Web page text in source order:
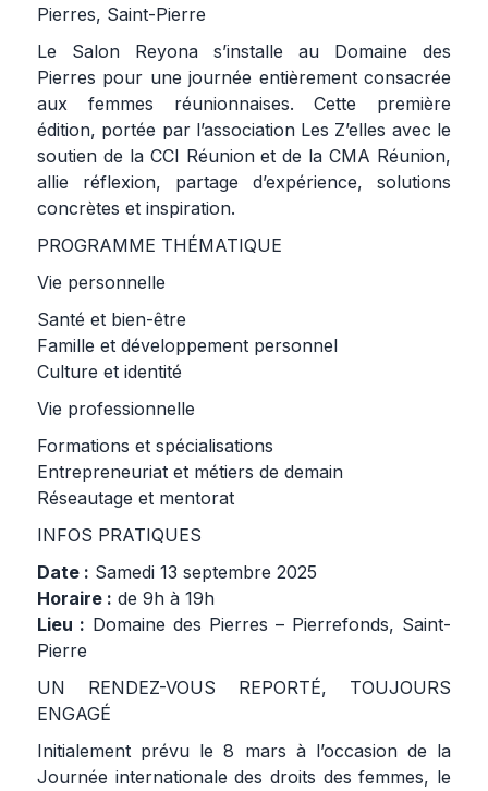
Pierres, Saint-Pierre
Le Salon Reyona s’installe au Domaine des
Pierres pour une journée entièrement consacrée
aux femmes réunionnaises. Cette première
édition, portée par l’association Les Z’elles avec le
soutien de la CCI Réunion et de la CMA Réunion,
allie réflexion, partage d’expérience, solutions
concrètes et inspiration.
PROGRAMME THÉMATIQUE
Vie personnelle
Santé et bien-être
Famille et développement personnel
Culture et identité
Vie professionnelle
Formations et spécialisations
Entrepreneuriat et métiers de demain
Réseautage et mentorat
INFOS PRATIQUES
Date : Samedi 13 septembre 2025
Horaire : de 9h à 19h
Lieu : Domaine des Pierres – Pierrefonds, Saint-
Pierre
UN RENDEZ-VOUS REPORTÉ, TOUJOURS
ENGAGÉ
Initialement prévu le 8 mars à l’occasion de la
Journée internationale des droits des femmes, le